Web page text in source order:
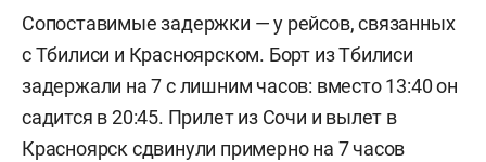
Сопоставимые задержки — у рейсов, связанных
с Тбилиси и Красноярском. Борт из Тбилиси
задержали на 7 с лишним часов: вместо 13:40 он
садится в 20:45. Прилет из Сочи и вылет в
Красноярск сдвинули примерно на 7 часов